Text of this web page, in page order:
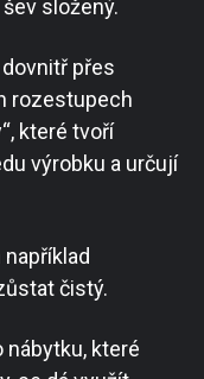
složený.
přes
rozestupech
které tvoří
výrobku a určují
čistý.
nábytku, které